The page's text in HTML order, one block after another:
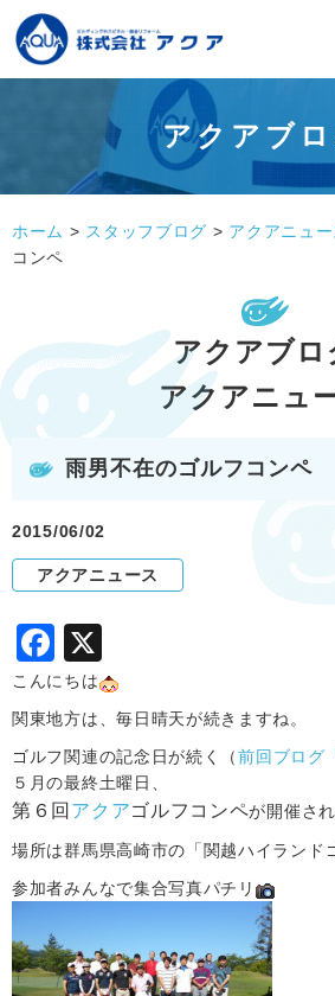
アクアブ
ホーム > スタッフブログ > アクアニュー
コンペ
アクアブロ
アクアニュ
雨男不在のゴルフコンペ
2015/06/02
アクアニュース
F
a
c
e
b
o
o
k
こんにちは
関東地方は、毎日晴天が続きますね。
ゴルフ関連の記念日が続く（前回ブログ
５月の最終土曜日、
第６回 アクアゴルフコンペが開催さ
場所は群馬県高崎市の「関越ハイランド
参加者みんなで集合写真パチリ